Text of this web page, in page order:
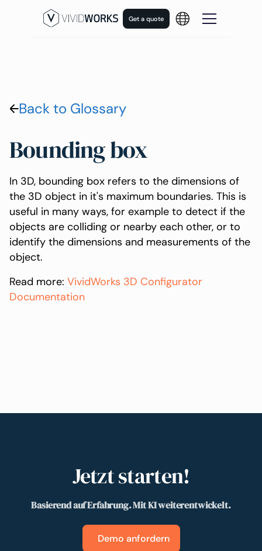
Get a quote
Back to Glossary
Bounding box
In 3D, bounding box refers to the dimensions of
the 3D object in it's maximum boundaries. This is
useful in many ways, for example to detect if the
objects are colliding or nearby each other, or to
identify the dimensions and measurements of the
object.
Read more: VividWorks 3D Configurator
Documentation
Jetzt starten!
Basierend auf Erfahrung. Mit KI weiterentwickelt.
Demo anfordern